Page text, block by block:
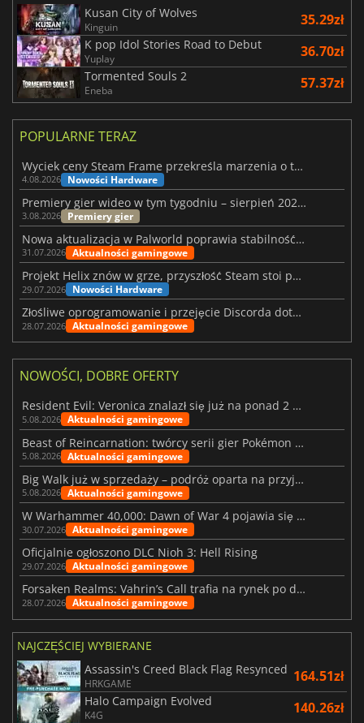
Kusan City of Wolves
Kinguin 35.29zł
K pop Idol Stories Road to Debut
Yuplay 36.70zł
Tormented Souls 2
Eneba 57.37zł
POPULARNE TERAZ
Wyciek ceny Steam Frame przekreśla marzenia o tanim zestawie VR
4.08.2026 Nowości Hardware
Premiery gier wideo w tym tygodniu – sierpień 2026 r. (32. tydzień)
3.08.2026 Premiery gier
Nowa aktualizacja w Palworld poprawia stabilność Sunreach i walk z bossami
31.07.2026 Aktualności gamingowe
Projekt Helix znów w grze, przyszłość Steam stoi pod znakiem zapytania
29.07.2026 Nowości Hardware
Złośliwe oprogramowanie i przejęcie Discorda dotknęły Meccha Chameleon
28.07.2026 Aktualności gamingowe
NOWOŚCI, DOBRE OFERTY
Resident Evil: Veronica znalazł się już na ponad 2 milionach list życzeń
5.08.2026 Aktualności gamingowe
Beast of Reincarnation: twórcy serii gier Pokémon wkraczają na nową ścieżkę
5.08.2026 Aktualności gamingowe
Big Walk już w sprzedaży – podróż oparta na przyjaźni
5.08.2026 Aktualności gamingowe
W Warhammer 40,000: Dawn of War 4 pojawia się frakcja Nekronów
30.07.2026 Aktualności gamingowe
Oficjalnie ogłoszono DLC Nioh 3: Hell Rising
29.07.2026 Aktualności gamingowe
Forsaken Realms: Vahrin’s Call trafia na rynek po dziesięciu latach prac
28.07.2026 Aktualności gamingowe
NAJCZĘŚCIEJ WYBIERANE
Assassin's Creed Black Flag Resynced
HRKGAME 164.51zł
Halo Campaign Evolved
K4G 140.26zł